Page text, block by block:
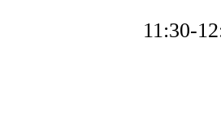
11:30-